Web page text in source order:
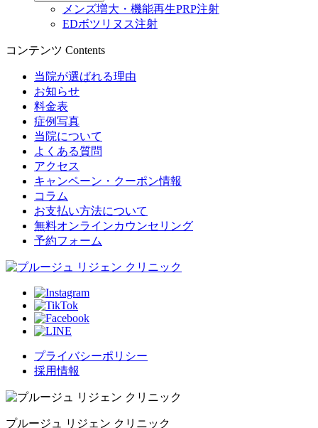
メンズ増大・機能再生PRP注射
EDボツリヌス注射
コンテンツ Contents
当院が選ばれる理由
お知らせ
料金表
症例写真
当院について
よくある質問
アクセス
キャンペーン・クーポン情報
コラム
お支払い方法について
無料オンラインカウンセリング
予約フォーム
プライバシーポリシー
採用情報
プルージュ リジェン クリニック